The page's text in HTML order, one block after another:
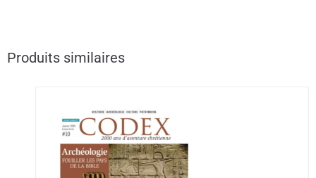
Produits similaires